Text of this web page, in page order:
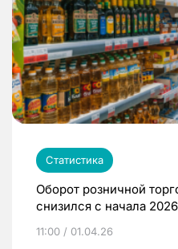
Статистика
Оборот розничной
снизился с начала
11:00 / 01.04.26